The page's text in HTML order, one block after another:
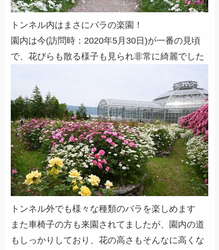
トンネル内はまさにバラの楽園！
園内は今(訪問時：2020年5月30日)が一番の見頃
で、花びらも散る様子も見られ非常に綺麗でした
トンネル外でも様々な種類のバラを楽しめます
また車椅子の方も来園されてましたが、園内の道
もしっかりしており、花の高さもそんなに高くな